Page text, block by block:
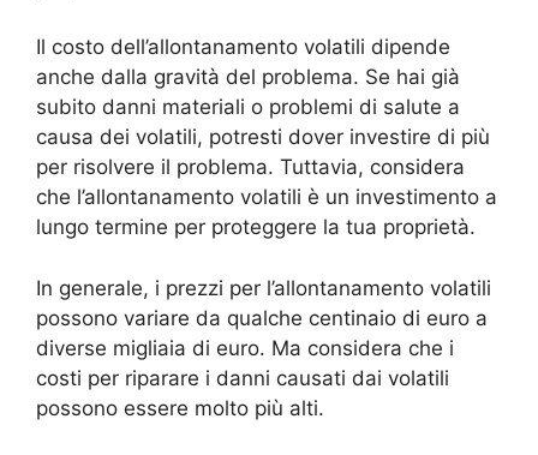
Il costo dell’allontanamento volatili dipende
anche dalla gravità del problema. Se hai già
subito danni materiali o problemi di salute a
causa dei volatili, potresti dover investire di più
per risolvere il problema. Tuttavia, considera
che l’allontanamento volatili è un investimento a
lungo termine per proteggere la tua proprietà.
In generale, i prezzi per l’allontanamento volatili
possono variare da qualche centinaio di euro a
diverse migliaia di euro. Ma considera che i
costi per riparare i danni causati dai volatili
possono essere molto più alti.